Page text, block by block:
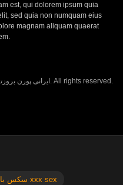
est, qui dolorem ipsum quia
sed quia non numquam eius
magnam aliquam quaerat
2026 - xnxc irani porn ایرانی پورن بروزترین وبسایت سکسی. All rights reserved.
سکس با زن بابا xxx sex